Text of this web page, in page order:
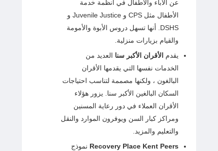
عن الآباء والأطفال في أنظمة خدمة
الأطفال مثل CPS و Juvenile Justice و
DSHS. أنها تسهل دروس الأبوة والأمومة
والقيام بزيارات منزلية.
يقدم الأقران الأكبر سنا العديد من
الخدمات نفسها التي يقدمها الأقران
البالغون ، ولكنها مصممة لتناسب احتياجات
السكان البالغين الأكبر سنا. يزور هؤلاء
الأقران العملاء في دور رعاية المسنين
ومراكز كبار السن ويوفرون الموارد والنقل
والتعليم والمزيد.
Recovery Place Kent Peers نموذج